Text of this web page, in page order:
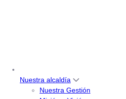
Nuestra alcaldía
Nuestra Gestión